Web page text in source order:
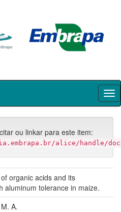
ou linkar para este item:
alice/handle/
organic acids and its
aluminum tolerance in maize.
A.